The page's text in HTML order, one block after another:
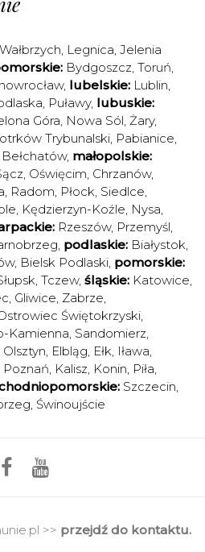
Wałbrzych, Legnica, Jelenia
Bydgoszcz, Toruń,
, lubelskie: Lublin,
, Puławy, lubuskie:
Góra, Nowa Sól, Żary,
Trybunalski, Pabianice,
Bełchatów, małopolskie:
, Oświęcim, Chrzanów,
, Radom, Płock, Siedlce,
, Kędzierzyn-Koźle, Nysa,
Rzeszów, Przemyśl,
, podlaskie: Białystok,
, Bielsk Podlaski, pomorskie:
, Tczew, śląskie: Katowice,
, Gliwice, Zabrze,
Świętokrzyski,
Kamienna, Sandomierz,
Olsztyn, Elbląg, Ełk, Iława,
Poznań, Kalisz, Konin, Piła,
Szczecin,
, Świnoujście
>> przejdź do kontaktu.